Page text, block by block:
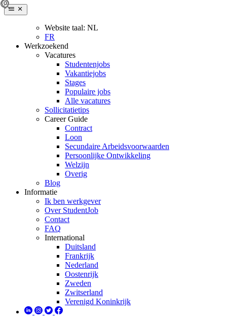
Website taal: NL
FR
Werkzoekend
Vacatures
Studentenjobs
Vakantiejobs
Stages
Populaire jobs
Alle vacatures
Sollicitatietips
Career Guide
Contract
Loon
Secundaire Arbeidsvoorwaarden
Persoonlijke Ontwikkeling
Welzijn
Overig
Blog
Informatie
Ik ben werkgever
Over StudentJob
Contact
FAQ
International
Duitsland
Frankrijk
Nederland
Oostenrijk
Zweden
Zwitserland
Verenigd Koninkrijk